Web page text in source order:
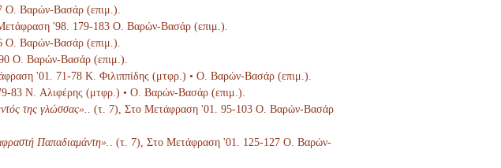
Ο. Βαρών-Βασάρ (επιμ.).
'98. 179-183 Ο. Βαρών-Βασάρ (επιμ.).
Ο. Βαρών-Βασάρ (επιμ.).
Ο. Βαρών-Βασάρ (επιμ.).
'01. 71-78 K. Φιλιππίδης (μτφρ.) • Ο. Βαρών-Βασάρ (επιμ.).
83 N. Αλιφέρης (μτφρ.) • Ο. Βαρών-Βασάρ (επιμ.).
της γλώσσας».
. (τ. 7), Στο Μετάφραση '01. 95-103 Ο. Βαρών-Βασάρ
Παπαδιαμάντη».
. (τ. 7), Στο Μετάφραση '01. 125-127 Ο. Βαρών-